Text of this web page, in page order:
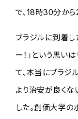
で、18時30分か
ブラジルに到着し
ー！」という思い
て、本当にブラジ
より治安が良くな
した。創価大学